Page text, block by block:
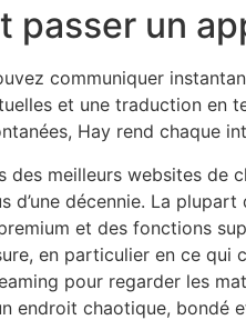
passer un
communiquer
et une traduction en
Hay rend chaque
des meilleurs websites de
d’une décennie. La
et des fonctions
en particulier en ce qui
pour regarder les
endroit chaotique, bondé